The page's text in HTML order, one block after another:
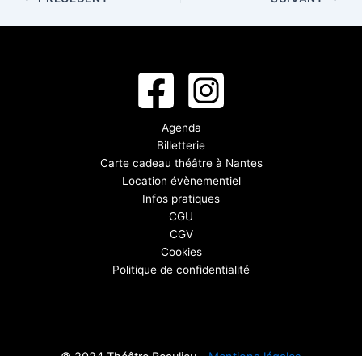
Agenda
Billetterie
Carte cadeau théâtre à Nantes
Location évènementiel
Infos pratiques
CGU
CGV
Cookies
Politique de confidentialité